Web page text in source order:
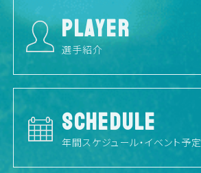
PLAYER
選手紹介
SCHEDULE
年間スケジュール・イベント予定